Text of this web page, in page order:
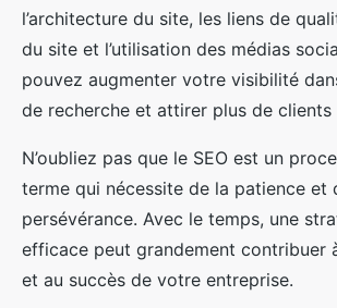
l’architecture du site, les liens de
du site et l’utilisation des médias
pouvez augmenter votre visibilité
de recherche et attirer plus de clients
N’oubliez pas que le SEO est un
terme qui nécessite de la patience et
persévérance. Avec le temps, une
efficace peut grandement contribuer
et au succès de votre entreprise.